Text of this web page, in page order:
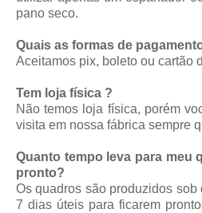
pano seco.
Quais as formas de
Aceitamos pix, boleto ou cartão
Tem loja física ?
Não temos loja física, porém
visita em nossa fábrica sempre
Quanto tempo leva para meu
pronto?
Os quadros são produzidos
7 dias úteis para ficarem